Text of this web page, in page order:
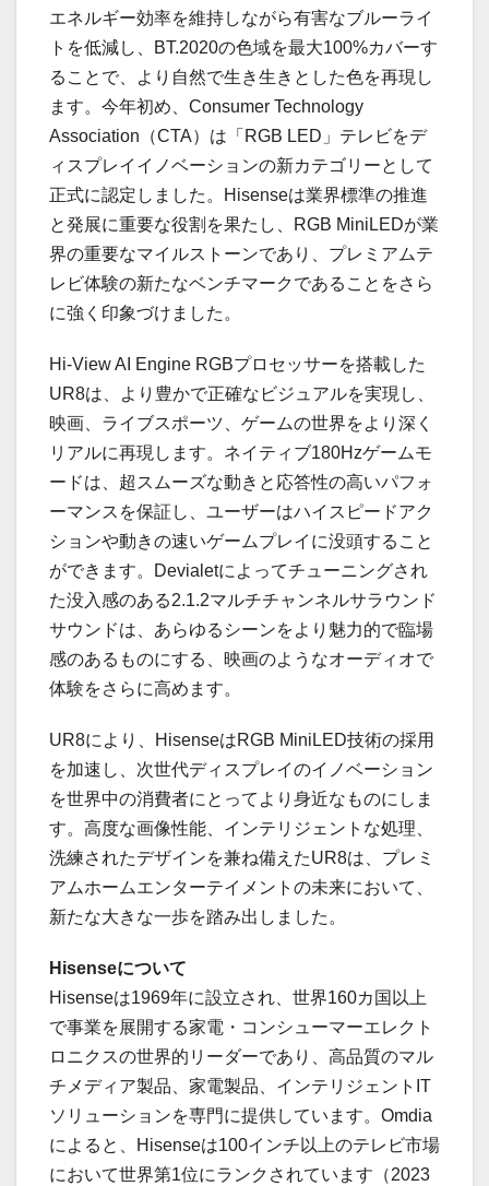
エネルギー効率を維持しながら有害なブルーライ
トを低減し、BT.2020の色域を最大100%カバーす
ることで、より自然で生き生きとした色を再現し
ます。今年初め、Consumer Technology
Association（CTA）は「RGB LED」テレビをデ
ィスプレイイノベーションの新カテゴリーとして
正式に認定しました。Hisenseは業界標準の推進
と発展に重要な役割を果たし、RGB MiniLEDが業
界の重要なマイルストーンであり、プレミアムテ
レビ体験の新たなベンチマークであることをさら
に強く印象づけました。
Hi-View AI Engine RGBプロセッサーを搭載した
UR8は、より豊かで正確なビジュアルを実現し、
映画、ライブスポーツ、ゲームの世界をより深く
リアルに再現します。ネイティブ180Hzゲームモ
ードは、超スムーズな動きと応答性の高いパフォ
ーマンスを保証し、ユーザーはハイスピードアク
ションや動きの速いゲームプレイに没頭すること
ができます。Devialetによってチューニングされ
た没入感のある2.1.2マルチチャンネルサラウンド
サウンドは、あらゆるシーンをより魅力的で臨場
感のあるものにする、映画のようなオーディオで
体験をさらに高めます。
UR8により、HisenseはRGB MiniLED技術の採用
を加速し、次世代ディスプレイのイノベーション
を世界中の消費者にとってより身近なものにしま
す。高度な画像性能、インテリジェントな処理、
洗練されたデザインを兼ね備えたUR8は、プレミ
アムホームエンターテイメントの未来において、
新たな大きな一歩を踏み出しました。
Hisenseについて
Hisenseは1969年に設立され、世界160カ国以上
で事業を展開する家電・コンシューマーエレクト
ロニクスの世界的リーダーであり、高品質のマル
チメディア製品、家電製品、インテリジェントIT
ソリューションを専門に提供しています。Omdia
によると、Hisenseは100インチ以上のテレビ市場
において世界第1位にランクされています（2023